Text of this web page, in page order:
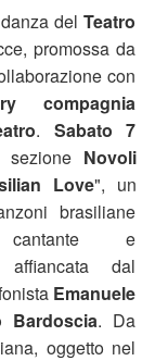
danza delTeatro
promossa da
con
compagnia
. Sabato 7
Novoli
Love", un
brasiliane
cantante e
dal
Emanuele
Bardoscia. Da
oggetto nel